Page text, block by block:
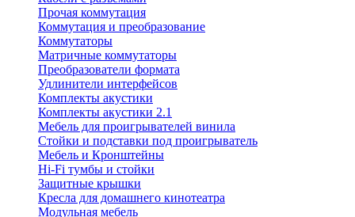
Прочая коммутация
Коммутация и преобразование
Коммутаторы
Матричные коммутаторы
Преобразователи формата
Удлинители интерфейсов
Комплекты акустики
Комплекты акустики 2.1
Мебель для проигрывателей винила
Стойки и подставки под проигрыватель
Мебель и Кронштейны
Hi-Fi тумбы и стойки
Защитные крышки
Кресла для домашнего кинотеатра
Модульная мебель